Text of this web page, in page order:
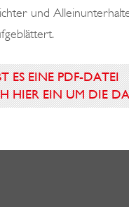
und
ES EINE PDF-DATEI
HIER EIN UM DIE